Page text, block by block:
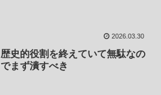
2026.03.30
歴史的役割を終えていて無駄なの
でまず潰すべき